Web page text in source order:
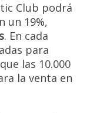
Club podrá
un 19%,
. En cada
para
las 10.000
la venta en